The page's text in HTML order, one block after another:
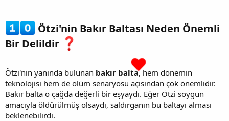
Ötzi'nin Bakır Baltası Neden Önemli
Bir Delildir
Ötzi'nin yanında bulunan bakır balta, hem dönemin
teknolojisi hem de ölüm senaryosu açısından çok önemlidir.
Bakır balta o çağda değerli bir eşyaydı. Eğer Ötzi soygun
amacıyla öldürülmüş olsaydı, saldırganın bu baltayı alması
beklenebilirdi.